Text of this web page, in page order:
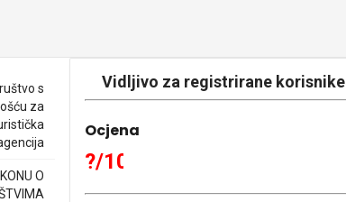
s
za
O
Vidljivo za registrirane korisnike
Ocjena
?/10